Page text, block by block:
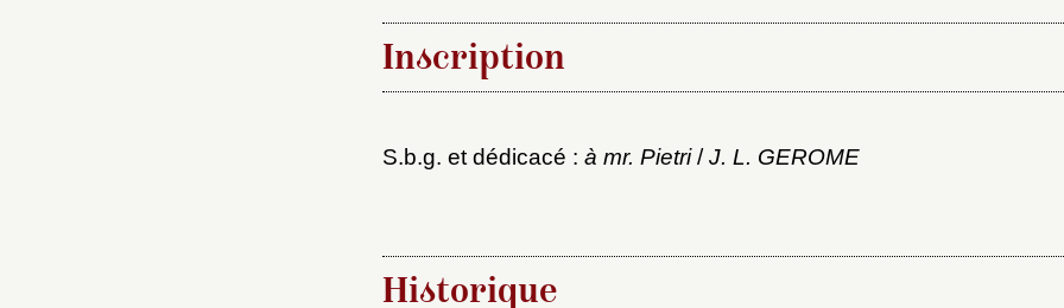
Inscription
S.b.g. et dédicacé : à mr. Pietri/J. L. GEROME
Historique
Choix du dossier où ajouter la
Valider
Connexion
Courriel